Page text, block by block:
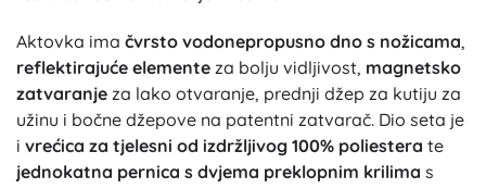
Aktovka ima čvrsto vodonepropusno dno s nožicama,
reflektirajuće elemente za bolju vidljivost, magnetsko
zatvaranje za lako otvaranje, prednji džep za kutiju za
užinu i bočne džepove na patentni zatvarač. Dio seta je
i vrećica za tjelesni od izdržljivog 100% poliestera te
jednokatna pernica s dvjema preklopnim krilima s